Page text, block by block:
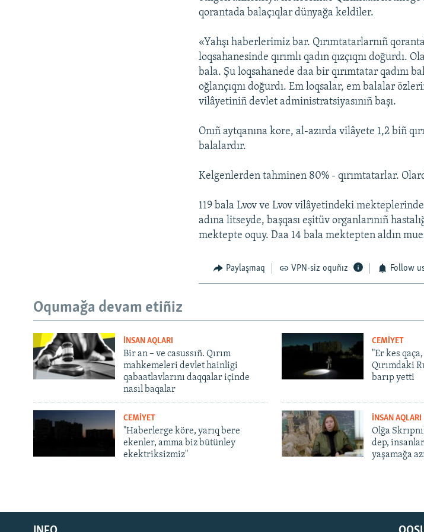
Русский
qorantada balaçıqlar dünyağa keldiler.
«Yahşı haberlerimiz bar. Qırımtatarlarnıñ
loqsahanesinde qırımlı qadın qızçıqnı doğurdı.
bala. Şu loqsahanede daa bir qırımtatar qadını
oğlançıqnı doğurdı. Em loqsalar, em balalar
vilâyetiniñ devlet administratsiyasınıñ başı.
Onıñ aytqanına kore, al-azırda vilâyete 1,2 biñ
balalardır.
Kelgenlerden tahminen 80% - qırımtatarlar.
119 bala Lvov ve Lvov vilâyetindeki
adına litseyde, başqası eşitüv organlarınıñ
mektepte oquy. Daa 14 bala mektepten aldın
Paylaşmaq VPN-siz oquñız Follow
Oqumağa devam etiñiz
İNSAN AQLARI
Bir an – ve casussıñ. Qırım
mahkemeleri devlet hainligi
qabaatlavlarını daqqalar içinde
nasıl baqalar
CEMİYET
"Er kes
Qırımdaki
barıp yetti
CEMİYET
"Haberlerge köre, yarıq bere
ekenler, amma biz bütünley
ekektriksizmiz"
İNSAN AQLARI
Olğa
dep, insanlar
yaşamağa